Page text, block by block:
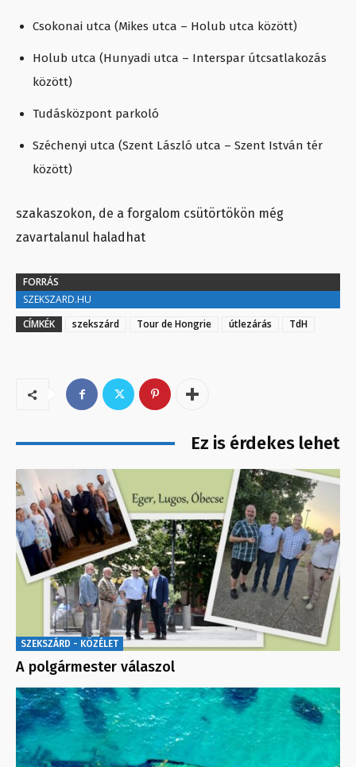
Csokonai utca (Mikes utca – Holub utca között)
Holub utca (Hunyadi utca – Interspar útcsatlakozás
között)
Tudásközpont parkoló
Széchenyi utca (Szent László utca – Szent István tér
között)
szakaszokon, de a forgalom csütörtökön még
zavartalanul haladhat
FORRÁS
SZEKSZARD.HU
CÍMKÉK
szekszárd Tour de Hongrie útlezárás TdH
Ez is érdekes lehet
SZEKSZÁRD - KÖZÉLET
A polgármester válaszol